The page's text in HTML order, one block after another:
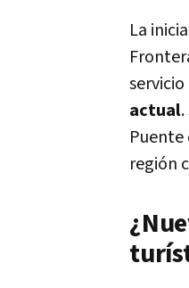
La
actual
Puente
región